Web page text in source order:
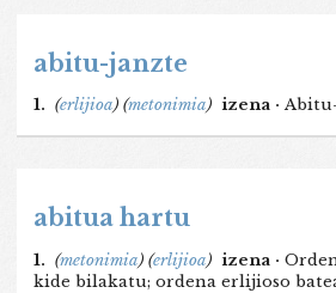
abitu-janzte
1. (erlijioa) (metonimia) izena ·
abitua hartu
1. (metonimia) (erlijioa) izena ·
kide bilakatu; ordena erlijioso